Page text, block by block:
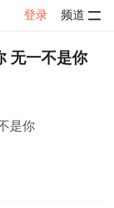
登录 频道
情
无一不是你
是你